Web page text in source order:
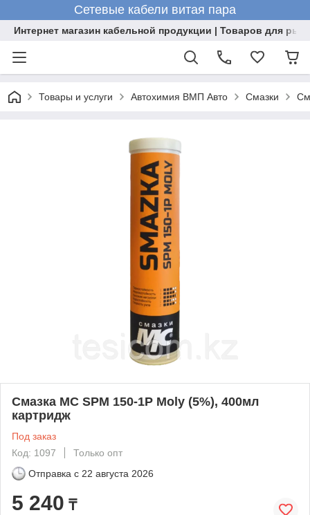
Сетевые кабели витая пара
Интернет магазин кабельной продукции | Товаров для
Товары и услуги Автохимия ВМП Авто Смазки
Смазка МС SPM 150-1P Moly (5%), 400мл
картридж
Под заказ
Код: 1097
Только опт
Отправка с 22 августа 2026
5 240 ₸